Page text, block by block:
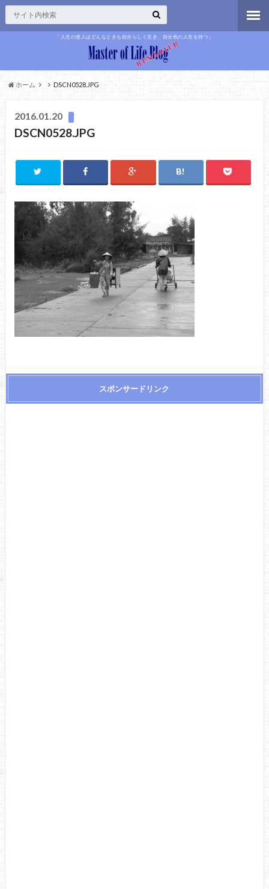
「人生の達人はどんなときも自分らしく生き、自分色の人生を持つ」
ホーム DSCN0528.JPG
2016.01.20
DSCN0528.JPG
スポンサードリンク